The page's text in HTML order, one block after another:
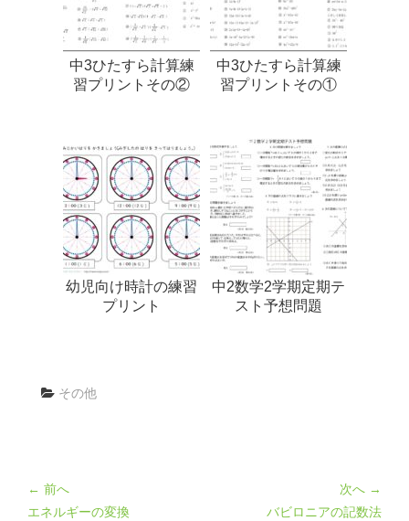
中3ひたすら計算練
習プリントその②
中3ひたすら計算練
習プリントその①
幼児向け時計の練習
プリント
中2数学2学期定期テ
スト予想問題
その他
← 前へ
エネルギーの変換
次へ →
バビロニアの記数法